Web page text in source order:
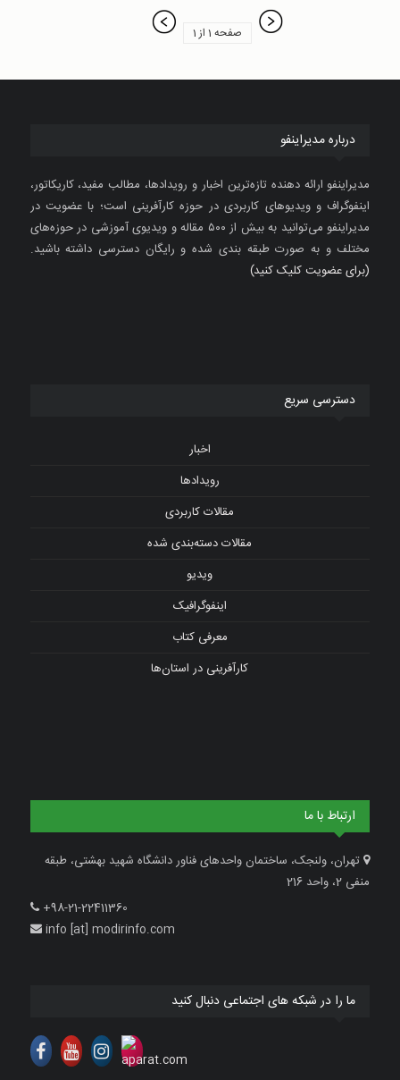
صفحه 1 از 1
درباره مدیراینفو
مدیراینفو ارائه دهنده تازه‌ترین اخبار و رویدادها، مطالب مفید، کاریکاتور،
اینفوگراف و ویدیوهای کاربردی در حوزه کارآفرینی است؛ با عضویت در
مدیراینفو می‌توانید به بیش از ۵۰۰ مقاله و ویدیوی آموزشی در حوزه‌های
مختلف و به صورت طبقه بندی شده و رایگان دسترسی داشته باشید.
(برای عضویت کلیک کنید)
دسترسی سریع
اخبار
رویدادها
مقالات کاربردی
مقالات دسته‌بندی شده
ویدیو
اینفوگرافیک
معرفی کتاب
کارآفرینی در استان‌ها
ارتباط با ما
تهران، ولنجک، ساختمان واحدهای فناور دانشگاه شهید بهشتی، طبقه
منفی 2، واحد 216
+98-21-22411360
info [at] modirinfo.com
ما را در شبکه های اجتماعی دنبال کنید